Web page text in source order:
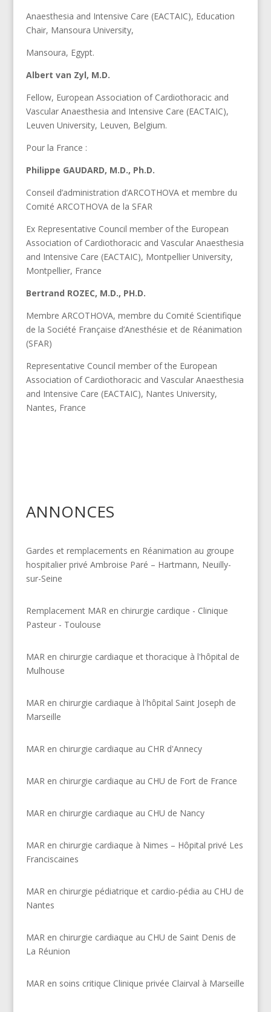
Anaesthesia and Intensive Care (EACTAIC), Education
Chair, Mansoura University,
Mansoura, Egypt.
Albert van Zyl, M.D.
Fellow, European Association of Cardiothoracic and
Vascular Anaesthesia and Intensive Care (EACTAIC),
Leuven University, Leuven, Belgium.
Pour la France :
Philippe GAUDARD, M.D., Ph.D.
Conseil d’administration d’ARCOTHOVA et membre du
Comité ARCOTHOVA de la SFAR
Ex Representative Council member of the European
Association of Cardiothoracic and Vascular Anaesthesia
and Intensive Care (EACTAIC), Montpellier University,
Montpellier, France
Bertrand ROZEC, M.D., PH.D.
Membre ARCOTHOVA, membre du Comité Scientifique
de la Société Française d’Anesthésie et de Réanimation
(SFAR)
Representative Council member of the European
Association of Cardiothoracic and Vascular Anaesthesia
and Intensive Care (EACTAIC), Nantes University,
Nantes, France
ANNONCES
Gardes et remplacements en Réanimation au groupe
hospitalier privé Ambroise Paré – Hartmann, Neuilly-
sur-Seine
Remplacement MAR en chirurgie cardique - Clinique
Pasteur - Toulouse
MAR en chirurgie cardiaque et thoracique à l'hôpital de
Mulhouse
MAR en chirurgie cardiaque à l'hôpital Saint Joseph de
Marseille
MAR en chirurgie cardiaque au CHR d'Annecy
MAR en chirurgie cardiaque au CHU de Fort de France
MAR en chirurgie cardiaque au CHU de Nancy
MAR en chirurgie cardiaque à Nimes – Hôpital privé Les
Franciscaines
MAR en chirurgie pédiatrique et cardio-pédia au CHU de
Nantes
MAR en chirurgie cardiaque au CHU de Saint Denis de
La Réunion
MAR en soins critique Clinique privée Clairval à Marseille